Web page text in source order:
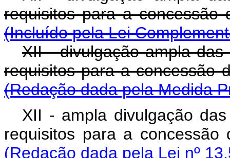
requisitos para a
(Incluído pela Lei
XII - divulgação ampla
requisitos para a
(Redação dada pela Medida
XII - ampla divulgação
requisitos para a
(Redação dada pela Lei nº